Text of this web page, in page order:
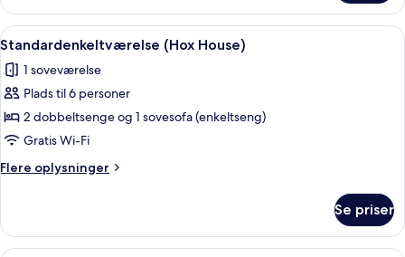
-
terrasse
Indlæs
alle
billeder
af
Standardenkeltværelse
(Hox
House)
Et køkken med en central ø,
9
Standardenkeltværelse (Hox House)
1 soveværelse
Plads til 6 personer
2 dobbeltsenge og 1 sovesofa (enkeltseng)
Gratis Wi-Fi
Flere oplysninger
Flere
(Hox
House)
Se priser